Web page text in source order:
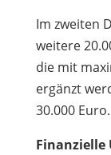
Im zweiten
weitere
die mit
ergänzt
30.000 Euro.
Finanzielle